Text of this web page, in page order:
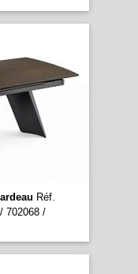
Réf.
702068 /